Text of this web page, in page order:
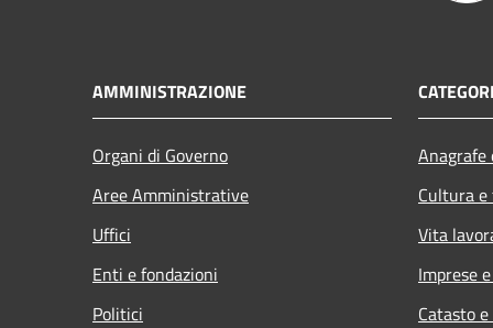
AMMINISTRAZIONE
Organi di Governo
Aree Amministrative
Uffici
Enti e fondazioni
Politici
Cultura
Vita
Imprese
Catasto